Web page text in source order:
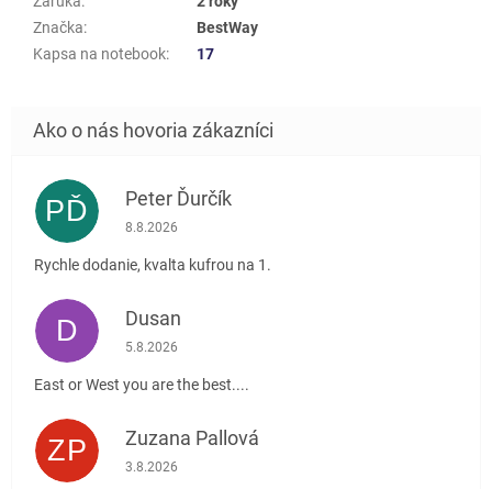
Značka:
BestWay
Kapsa na notebook: 17
PĎ Peter Ďurčík
Hodnotenie obchodu je 5 z 5 hviezdičiek.
8.8.2026
Rychle dodanie, kvalta kufrou na 1.
D Dusan
Hodnotenie obchodu je 5 z 5 hviezdičiek.
5.8.2026
East or West you are the best....
ZP Zuzana Pallová
Hodnotenie obchodu je 5 z 5 hviezdičiek.
3.8.2026